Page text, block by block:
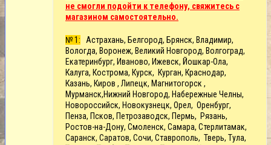
не смогли подойти к телефону, свяжитесь с
магазином самостоятельно.
№ 1: Астрахань, Белгород, Брянск, Владимир,
Вологда, Воронеж, Великий Новгород, Волгоград,
Екатеринбург, Иваново, Ижевск, Йошкар-Ола,
Калуга, Кострома, Курск, Курган, Краснодар,
Казань, Киров , Липецк, Магнитогорск ,
Мурманск,Нижний Новгород, Набережные Челны,
Новороссийск, Новокузнецк, Орел, Оренбург,
Пенза, Псков, Петрозаводск, Пермь, Рязань,
Ростов-на-Дону, Смоленск, Самара, Стерлитамак,
Саранск, Саратов, Сочи, Ставрополь, Тверь, Тула,